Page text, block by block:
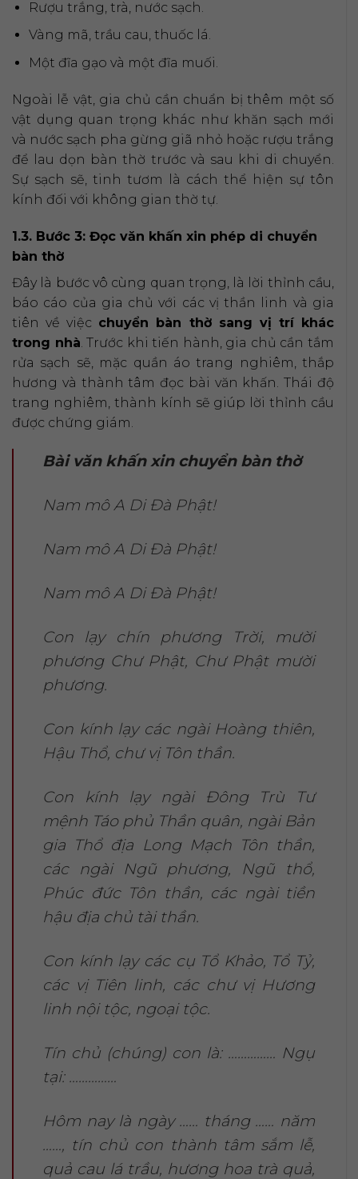
Rượu trắng, trà, nước sạch.
Vàng mã, trầu cau, thuốc lá.
Một đĩa gạo và một đĩa muối.
Ngoài lễ vật, gia chủ cần chuẩn bị thêm một số
vật dụng quan trọng khác như khăn sạch mới
và nước sạch pha gừng giã nhỏ hoặc rượu trắng
để lau dọn bàn thờ trước và sau khi di chuyển.
Sự sạch sẽ, tinh tươm là cách thể hiện sự tôn
kính đối với không gian thờ tự.
1.3. Bước 3: Đọc văn khấn xin phép di chuyển
bàn thờ
Đây là bước vô cùng quan trọng, là lời thỉnh cầu,
báo cáo của gia chủ với các vị thần linh và gia
tiên về việc chuyển bàn thờ sang vị trí khác
trong nhà . Trước khi tiến hành, gia chủ cần tắm
rửa sạch sẽ, mặc quần áo trang nghiêm, thắp
hương và thành tâm đọc bài văn khấn. Thái độ
trang nghiêm, thành kính sẽ giúp lời thỉnh cầu
được chứng giám.
Bài văn khấn xin chuyển bàn thờ
Nam mô A Di Đà Phật!
Nam mô A Di Đà Phật!
Nam mô A Di Đà Phật!
Con lạy chín phương Trời, mười
phương Chư Phật, Chư Phật mười
phương.
Con kính lạy các ngài Hoàng thiên,
Hậu Thổ, chư vị Tôn thần.
Con kính lạy ngài Đông Trù Tư
mệnh Táo phủ Thần quân, ngài Bản
gia Thổ địa Long Mạch Tôn thần,
các ngài Ngũ phương, Ngũ thổ,
Phúc đức Tôn thần, các ngài tiền
hậu địa chủ tài thần.
Con kính lạy các cụ Tổ Khảo, Tổ Tỷ,
các vị Tiên linh, các chư vị Hương
linh nội tộc, ngoại tộc.
Tín chủ (chúng) con là: …………… Ngụ
tại: ……………
Hôm nay là ngày …… tháng …… năm
……, tín chủ con thành tâm sắm lễ,
quả cau lá trầu, hương hoa trà quả,